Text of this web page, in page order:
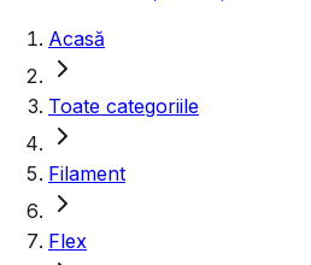
Acasă
Toate categoriile
Filament
Flex